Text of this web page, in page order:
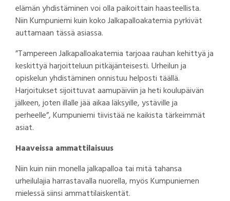
elämän yhdistäminen voi olla paikoittain haasteellista.
Niin Kumpuniemi kuin koko Jalkapalloakatemia pyrkivät
auttamaan tässä asiassa.
”Tampereen Jalkapalloakatemia tarjoaa rauhan kehittyä ja
keskittyä harjoitteluun pitkäjänteisesti. Urheilun ja
opiskelun yhdistäminen onnistuu helposti täällä.
Harjoitukset sijoittuvat aamupäiviin ja heti koulupäivän
jälkeen, joten illalle jää aikaa läksyille, ystäville ja
perheelle”, Kumpuniemi tiivistää ne kaikista tärkeimmät
asiat.
Haaveissa ammattilaisuus
Niin kuin niin monella jalkapalloa tai mitä tahansa
urheilulajia harrastavalla nuorella, myös Kumpuniemen
mielessä siinsi ammattilaiskentät.